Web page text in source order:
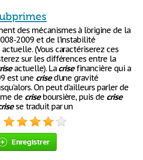
des mécanismes à l’origine de la
2009 et de l’instabilité
(Vous caractériserez ces
sur les différences entre la
actuelle). La crisefinancière qui a
est une crised’une gravité
On peut d’ailleurs parler de
de criseboursière, puis de crise
se traduit par un
Enregistrer